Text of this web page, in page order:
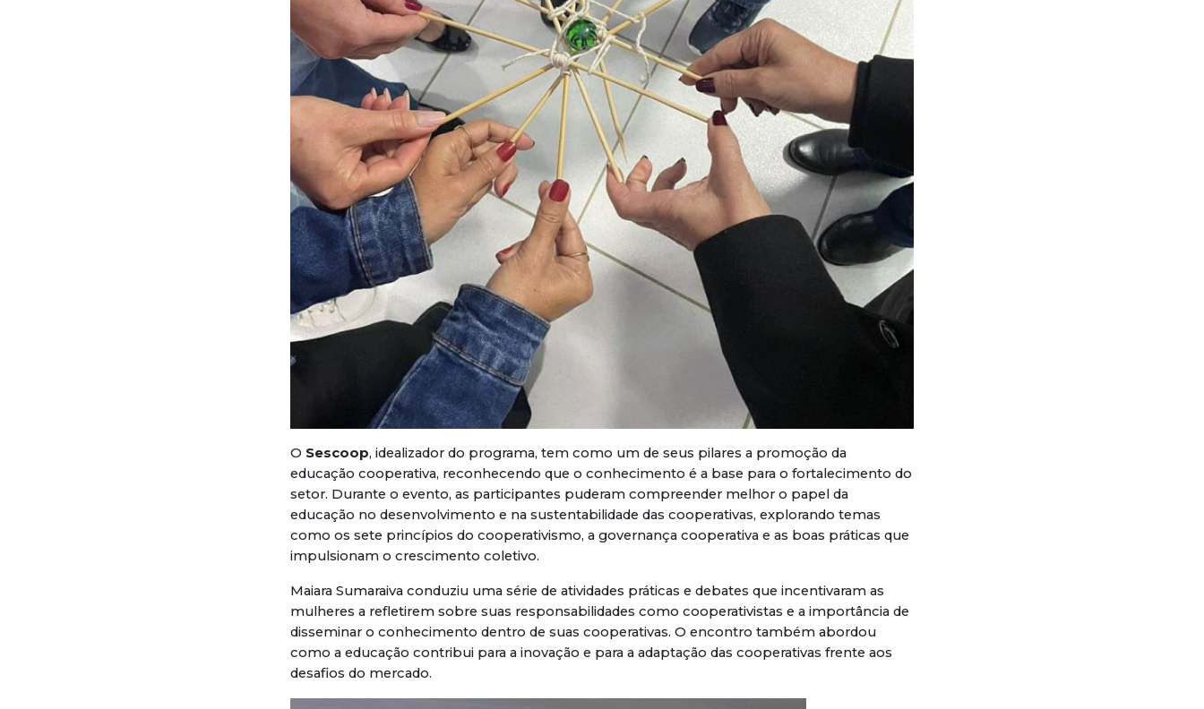
O Sescoop, idealizador do programa, tem como um de seus pilares a promoção da
educação cooperativa, reconhecendo que o conhecimento é a base para o fortalecimento do
setor. Durante o evento, as participantes puderam compreender melhor o papel da
educação no desenvolvimento e na sustentabilidade das cooperativas, explorando temas
como os sete princípios do cooperativismo, a governança cooperativa e as boas práticas que
impulsionam o crescimento coletivo.
Maiara Sumaraiva conduziu uma série de atividades práticas e debates que incentivaram as
mulheres a refletirem sobre suas responsabilidades como cooperativistas e a importância de
disseminar o conhecimento dentro de suas cooperativas. O encontro também abordou
como a educação contribui para a inovação e para a adaptação das cooperativas frente aos
desafios do mercado.